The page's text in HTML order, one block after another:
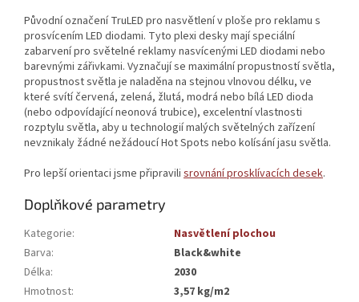
Původní označení TruLED pro nasvětlení v ploše pro reklamu s
prosvícením LED diodami. Tyto plexi desky mají speciální
zabarvení pro světelné reklamy nasvícenými LED diodami nebo
barevnými zářivkami. Vyznačují se maximální propustností světla,
propustnost světla je naladěna na stejnou vlnovou délku, ve
které svítí červená, zelená, žlutá, modrá nebo bílá LED dioda
(nebo odpovídající neonová trubice), excelentní vlastnosti
rozptylu světla, aby u technologií malých světelných zařízení
nevznikaly žádné nežádoucí Hot Spots nebo kolísání jasu světla.
Pro lepší orientaci jsme připravili srovnání prosklívacích desek.
Doplňkové parametry
Kategorie:
Nasvětlení plochou
Barva:
Black&white
Délka:
2030
Hmotnost:
3,57 kg/m2